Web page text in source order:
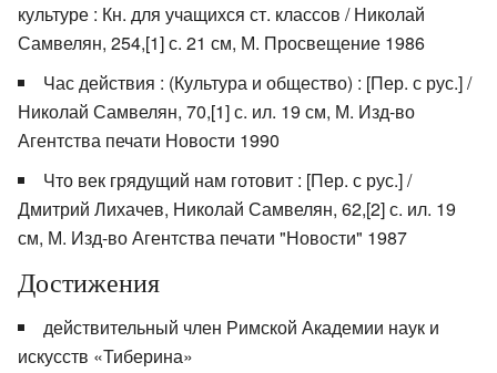
культуре : Кн. для учащихся ст. классов / Николай
Самвелян, 254,[1] с. 21 см, М. Просвещение 1986
Час действия : (Культура и общество) : [Пер. с рус.] /
Николай Самвелян, 70,[1] с. ил. 19 см, М. Изд-во
Агентства печати Новости 1990
Что век грядущий нам готовит : [Пер. с рус.] /
Дмитрий Лихачев, Николай Самвелян, 62,[2] с. ил. 19
см, М. Изд-во Агентства печати "Новости" 1987
Достижения
действительный член Римской Академии наук и
искусств «Тиберина»